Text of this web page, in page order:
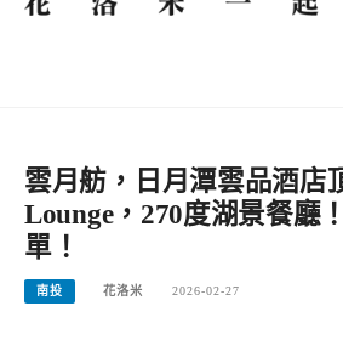
雲月舫，日月潭雲品酒店
Lounge，270度湖景餐廳
單！
南投 花洛米 2026-02-27